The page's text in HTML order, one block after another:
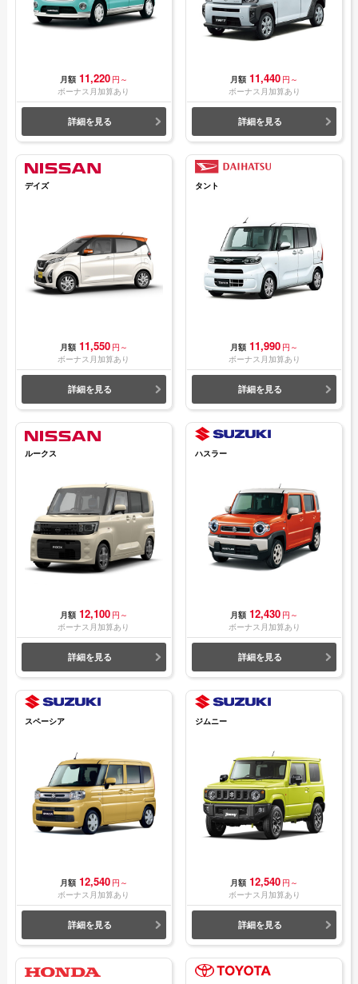
月額 11,220 円～
ボーナス月加算あり
詳細を見る
月額 11,440 円～
ボーナス月加算あり
詳細を見る
デイズ
月額 11,550 円～
ボーナス月加算あり
詳細を見る
タント
月額 11,990 円～
ボーナス月加算あり
詳細を見る
ルークス
月額 12,100 円～
ボーナス月加算あり
詳細を見る
ハスラー
月額 12,430 円～
ボーナス月加算あり
詳細を見る
スペーシア
月額 12,540 円～
ボーナス月加算あり
詳細を見る
ジムニー
月額 12,540 円～
ボーナス月加算あり
詳細を見る